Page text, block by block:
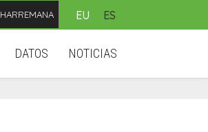
HARREMANA EU ES
DATOS NOTICIAS